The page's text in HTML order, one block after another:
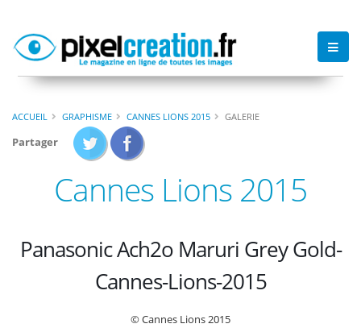
ACCUEIL GRAPHISME CANNES LIONS 2015 GALERIE
Partager
Cannes Lions 2015
Panasonic Ach2o Maruri Grey Gold-
Cannes-Lions-2015
© Cannes Lions 2015